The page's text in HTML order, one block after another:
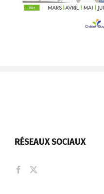
RÉSEAUX SOCIAUX